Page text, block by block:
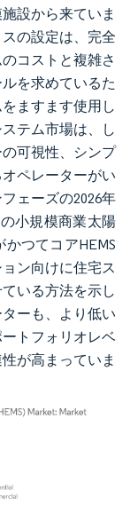
設から来ていま
の設定は、完全
コストと複雑さ
を求めているた
ますます使用し
テム市場は、し
可視性、シンプ
ペレーターがい
ェーズの2026年
小規模商業太陽
つてコアHEMS
ン向けに住宅ス
いる方法を示し
ーも、より低い
トフォリオレベ
が高まっていま